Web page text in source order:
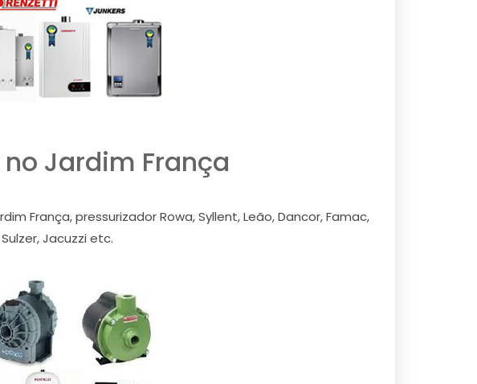
Jardim França
França, pressurizador Rowa, Syllent, Leão, Dancor, Famac,
Sulzer, Jacuzzi etc.